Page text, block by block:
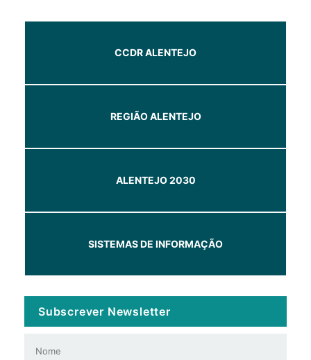
CCDR ALENTEJO
REGIÃO ALENTEJO
ALENTEJO 2030
SISTEMAS DE INFORMAÇÃO
Subscrever Newsletter